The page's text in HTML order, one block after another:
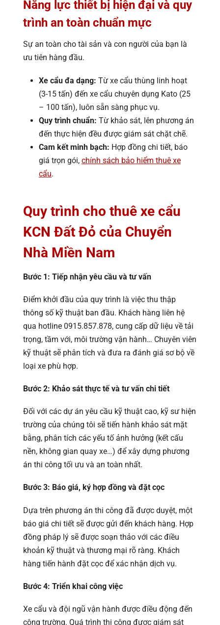
Năng lực thiết bị hiện đại và quy
trình an toàn chuẩn mực
Sự an toàn cho tài sản và con người của bạn là
ưu tiên hàng đầu.
Xe cẩu đa dạng: Từ xe cẩu thùng linh hoạt
(3-15 tấn) đến xe cẩu chuyên dụng Kato (25
– 100 tấn), luôn sẵn sàng phục vụ.
Quy trình chuẩn: Từ khảo sát, lên phương án
đến thực hiện đều được giám sát chặt chẽ.
Cam kết minh bạch: Hợp đồng chi tiết, báo
giá trọn gói, chính sách bảo hiểm thuê xe
cẩu.
Quy trình cho thuê xe cẩu
KCN Đất Đỏ của Chuyển
Nhà Miền Nam
Bước 1: Tiếp nhận yêu cầu và tư vấn
Điểm khởi đầu của quy trình là việc thu thập
thông số kỹ thuật ban đầu. Khách hàng liên hệ
qua hotline 0915.857.878, cung cấp dữ liệu về tải
trọng, tầm với, môi trường vận hành… Chuyên viên
kỹ thuật sẽ phân tích và đưa ra đánh giá sơ bộ về
loại xe phù hợp.
Bước 2: Khảo sát thực tế và tư vấn chi tiết
Đối với các dự án yêu cầu kỹ thuật cao, kỹ sư hiện
trường của chúng tôi sẽ tiến hành khảo sát mặt
bằng, phân tích các yếu tố ảnh hưởng (kết cấu
nền, không gian quay xe…) để xây dựng phương
án thi công tối ưu và an toàn nhất.
Bước 3: Báo giá, ký hợp đồng và đặt cọc
Dựa trên phương án thi công đã được duyệt, một
báo giá chi tiết sẽ được gửi đến khách hàng. Hợp
đồng pháp lý sẽ được soạn thảo với các điều
khoản kỹ thuật và thương mại rõ ràng. Khách
hàng tiến hành đặt cọc để xác nhận dịch vụ.
Bước 4: Triển khai công việc
Xe cẩu và đội ngũ vận hành được điều động đến
công trường. Quá trình thi công được giám sát